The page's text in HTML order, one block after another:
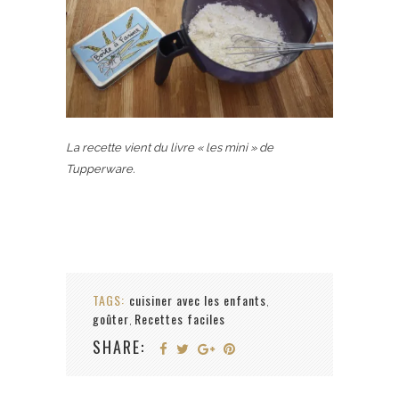
La recette vient du livre « les mini » de
Tupperware.
TAGS: cuisiner avec les enfants
goûter Recettes faciles
SHARE: